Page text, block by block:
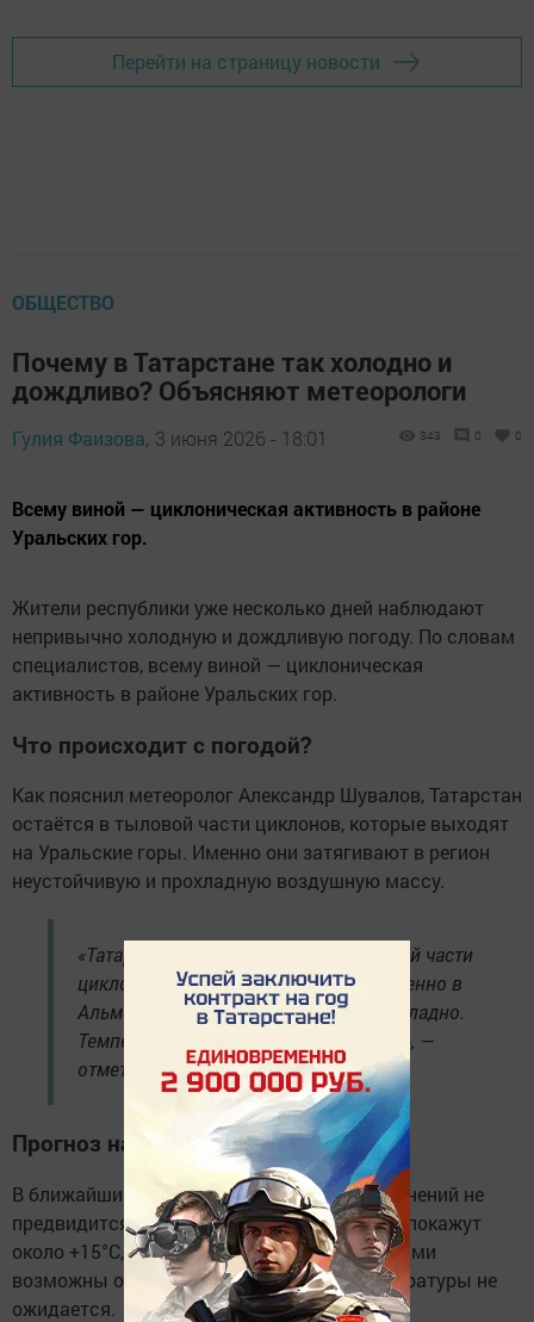
Перейти на страницу новости
ОБЩЕСТВО
Почему в Татарстане так холодно и
дождливо? Объясняют метеорологи
Гулия Фаизова, 3 июня 2026 - 18:01 343 0 0
Всему виной — циклоническая активность в районе
Уральских гор.
Жители республики уже несколько дней наблюдают
непривычно холодную и дождливую погоду. По словам
специалистов, всему виной — циклоническая
активность в районе Уральских гор.
Что происходит с погодой?
Как пояснил метеоролог Александр Шувалов, Татарстан
остаётся в тыловой части циклонов, которые выходят
на Уральские горы. Именно они затягивают в регион
неустойчивую и прохладную воздушную массу.
«Татарстан будет оставаться в тыловой части
циклонических систем. Поэтому особенно в
Альметьевске ожидается сыро и прохладно.
Температура вряд ли превысит +20°C», —
отметил эксперт.
Прогноз на ближайшие дни
В ближайшие 5–7 дней существенных изменений не
предвидится. Днём столбики термометров покажут
около +15°C, ночью будет прохладно. Местами
возможны осадки. Резких колебаний температуры не
ожидается.